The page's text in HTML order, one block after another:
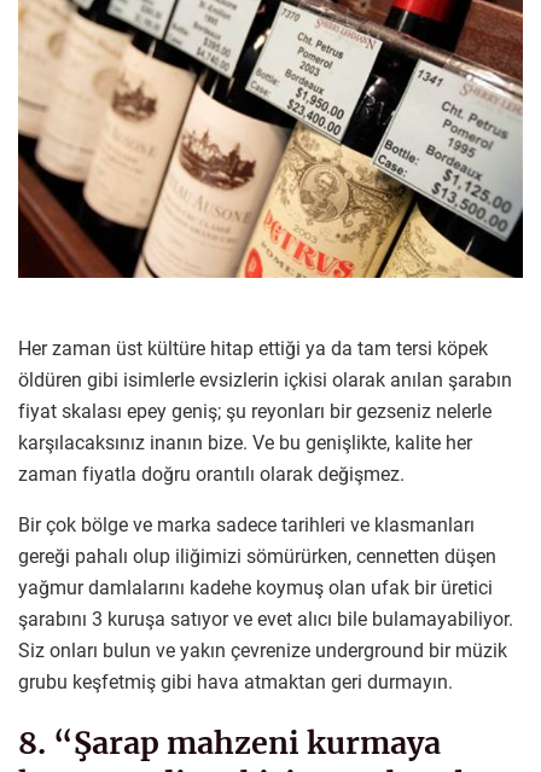
Her zaman üst kültüre hitap ettiği ya da tam tersi köpek
öldüren gibi isimlerle evsizlerin içkisi olarak anılan şarabın
fiyat skalası epey geniş; şu reyonları bir gezseniz nelerle
karşılacaksınız inanın bize. Ve bu genişlikte, kalite her
zaman fiyatla doğru orantılı olarak değişmez.
Bir çok bölge ve marka sadece tarihleri ve klasmanları
gereği pahalı olup iliğimizi sömürürken, cennetten düşen
yağmur damlalarını kadehe koymuş olan ufak bir üretici
şarabını 3 kuruşa satıyor ve evet alıcı bile bulamayabiliyor.
Siz onları bulun ve yakın çevrenize underground bir müzik
grubu keşfetmiş gibi hava atmaktan geri durmayın.
8. “Şarap mahzeni kurmaya